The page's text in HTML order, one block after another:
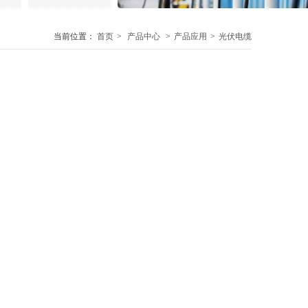
当前位置： 首页 > 产品中心 > 产品应用 > 光伏电缆